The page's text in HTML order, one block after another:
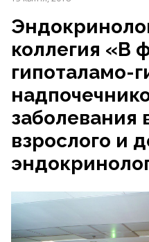
коллегия «В
гипоталамо-
заболевания
взрослого и